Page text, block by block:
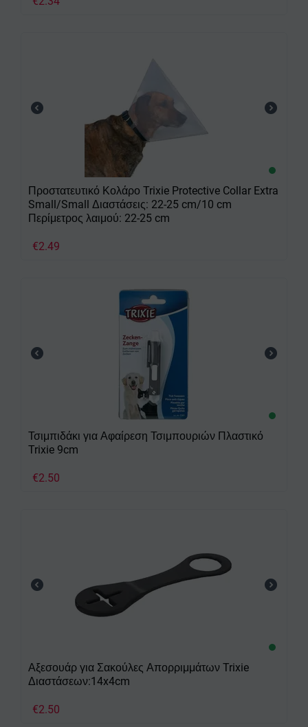
Προστατευτικό Κολάρο Trixie Protective Collar Extra
Small/Small Διαστάσεις: 22-25 cm/10 cm
Περίμετρος λαιμού: 22-25 cm
€2.49
Τσιμπιδάκι για Αφαίρεση Τσιμπουριών Πλαστικό
Trixie 9cm
€2.50
Αξεσουάρ για Σακούλες Απορριμμάτων Trixie
Διαστάσεων:14x4cm
€2.50